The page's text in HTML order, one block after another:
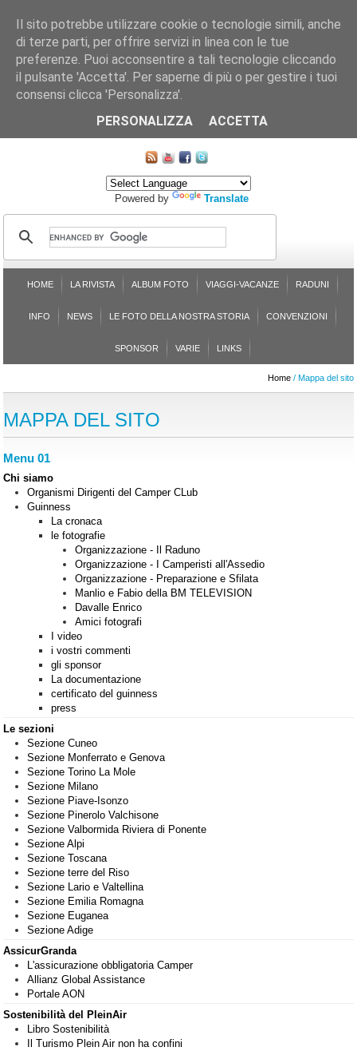
CHI SIAMO LE SEZIONI ASSICURGRANDA
ISCRIZIONE L'AVVOCATO RISPONDE SONDAGGI
Powered by Translate
HOME LA RIVISTA ALBUM FOTO VIAGGI-VACANZE RADUNI
INFO NEWS LE FOTO DELLA NOSTRA STORIA CONVENZIONI
SPONSOR VARIE LINKS
Home/ Mappa del sito
MAPPA DEL SITO
Menu 01
Chi siamo
Organismi Dirigenti del Camper CLub
Guinness
La cronaca
le fotografie
Organizzazione - Il Raduno
Organizzazione - I Camperisti all'Assedio
Organizzazione - Preparazione e Sfilata
Manlio e Fabio della BM TELEVISION
Davalle Enrico
Amici fotografi
I video
i vostri commenti
gli sponsor
La documentazione
certificato del guinness
press
Le sezioni
Sezione Cuneo
Sezione Monferrato e Genova
Sezione Torino La Mole
Sezione Milano
Sezione Piave-Isonzo
Sezione Pinerolo Valchisone
Sezione Valbormida Riviera di Ponente
Sezione Alpi
Sezione Toscana
Sezione terre del Riso
Sezione Lario e Valtellina
Sezione Emilia Romagna
Sezione Euganea
Sezione Adige
AssicurGranda
L'assicurazione obbligatoria Camper
Allianz Global Assistance
Portale AON
Sostenibilità del PleinAir
Libro Sostenibilità
Il Turismo Plein Air non ha confini
Il sito potrebbe utilizzare cookie o tecnologie simili, anche
di terze parti, per offrire servizi in linea con le tue
preferenze. Puoi acconsentire a tali tecnologie cliccando
il pulsante 'Accetta'. Per saperne di più o per gestire i tuoi
consensi clicca 'Personalizza'.
PERSONALIZZA
ACCETTA